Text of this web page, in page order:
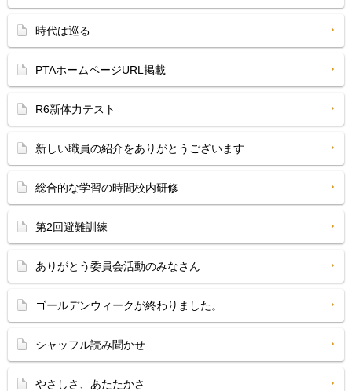
時代は巡る
PTAホームページURL掲載
R6新体力テスト
新しい職員の紹介をありがとうございます
総合的な学習の時間校内研修
第2回避難訓練
ありがとう委員会活動のみなさん
ゴールデンウィークが終わりました。
シャッフル読み聞かせ
やさしさ、あたたかさ